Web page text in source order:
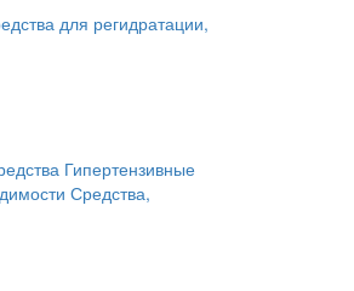
для регидратации,
Гипертензивные
Средства,